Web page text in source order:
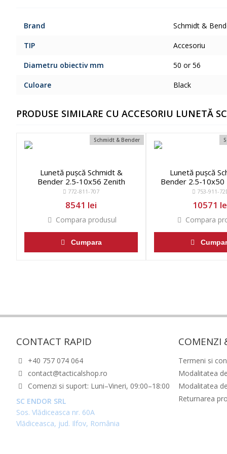
Brand Schmidt &
TIP Accesoriu
Diametru obiectiv mm 50 or 56
Culoare Black
PRODUSE SIMILARE CU ACCESORIU LUNETĂ
Schmidt & Bender
Lunetă pușcă Schmidt &
Bender 2.5-10x56 Zenith
772-811-707
8541 lei
Compara produsul
Cumpara
Lunetă pușcă
Bender 2.5-10x50
753-911-
10571
Compara
CONTACT RAPID
+40 757 074 064
contact@tacticalshop.ro
Comenzi si suport: Luni–Vineri, 09:00–18:00
SC ENDOR SRL
Sos. Vlădiceasca nr. 60A
Vlădiceasca, jud. Ilfov, România
COMENZI
Termeni si
Modalitatea
Modalitatea
Returnarea